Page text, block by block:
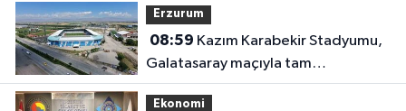
Erzurum
08:59
Galatasaray maçıyla tam
kapasiteyle kapılarını açacak
Ekonomi